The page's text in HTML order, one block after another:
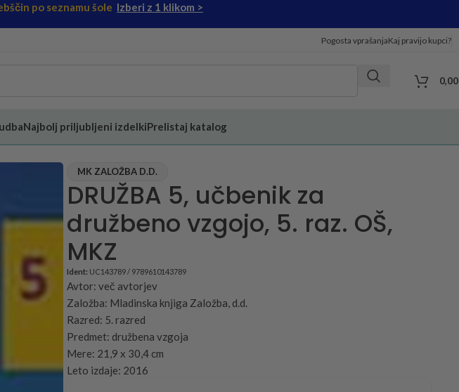
po seznamu šole Izberi z 1 klikom >
Pogosta vprašanjaKaj pravijo kupci?
Najbolj priljubljeni izdelkiPrelistaj katalog
MK ZALOŽBA D.D.
DRUŽBA 5, učbenik za
družbeno vzgojo, 5. raz. OŠ,
MKZ
Ident: UC143789 / 9789610143789
Avtor: več avtorjev
Založba: Mladinska knjiga Založba, d.d.
Razred: 5. razred
Predmet: družbena vzgoja
Mere: 21,9 x 30,4 cm
Leto izdaje: 2016